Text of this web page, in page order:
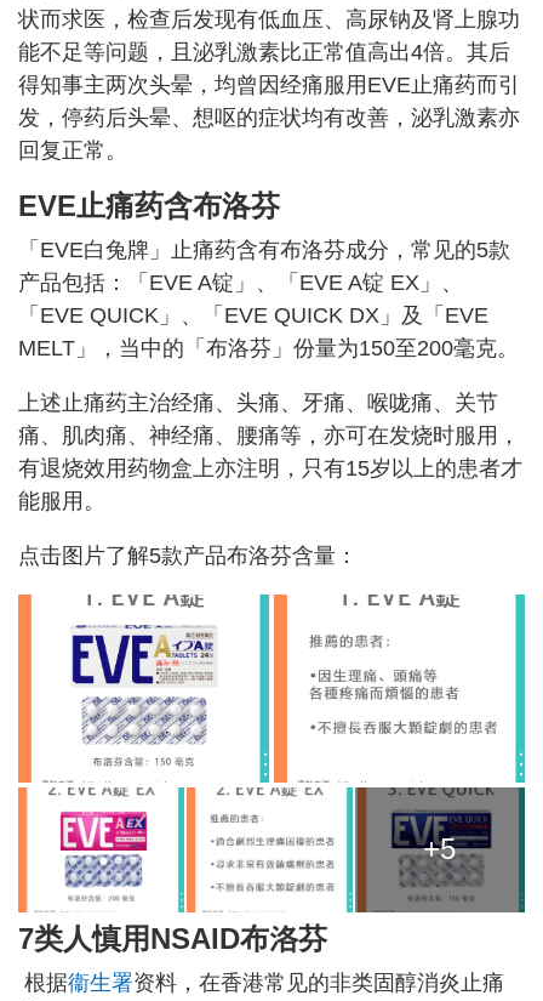
状而求医，检查后发现有低血压、高尿钠及肾上腺功
能不足等问题，且泌乳激素比正常值高出4倍。其后
得知事主两次头晕，均曾因经痛服用EVE止痛药而引
发，停药后头晕、想呕的症状均有改善，泌乳激素亦
回复正常。
EVE止痛药含布洛芬
「EVE白兔牌」止痛药含有布洛芬成分，常见的5款
产品包括：「EVE A锭」、「EVE A锭 EX」、
「EVE QUICK」、「EVE QUICK DX」及「EVE
MELT」，当中的「布洛芬」份量为150至200毫克。
上述止痛药主治经痛、头痛、牙痛、喉咙痛、关节
痛、肌肉痛、神经痛、腰痛等，亦可在发烧时服用，
有退烧效用药物盒上亦注明，只有15岁以上的患者才
能服用。
点击图片了解5款产品布洛芬含量：
+5
7类人慎用NSAID布洛芬
根据衞生署资料，在香港常见的非类固醇消炎止痛